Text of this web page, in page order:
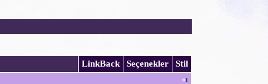
LinkBack Seçenekler Stil
#1